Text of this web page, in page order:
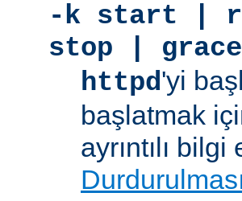
-k start |
stop |
httpd'yi
başlatmak
ayrıntılı